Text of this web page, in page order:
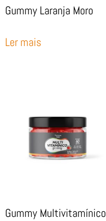
Gummy Laranja Moro
Ler mais
Gummy Multivitamínico